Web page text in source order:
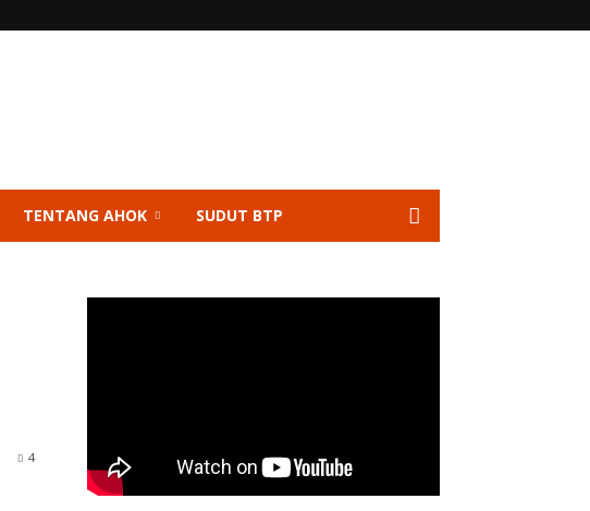
TENTANG AHOK SUDUT BTP
4